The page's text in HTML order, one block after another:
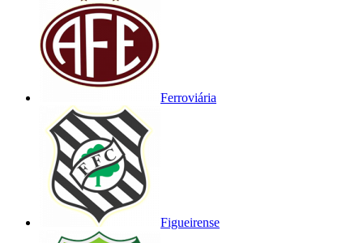
Ferroviária
Figueirense